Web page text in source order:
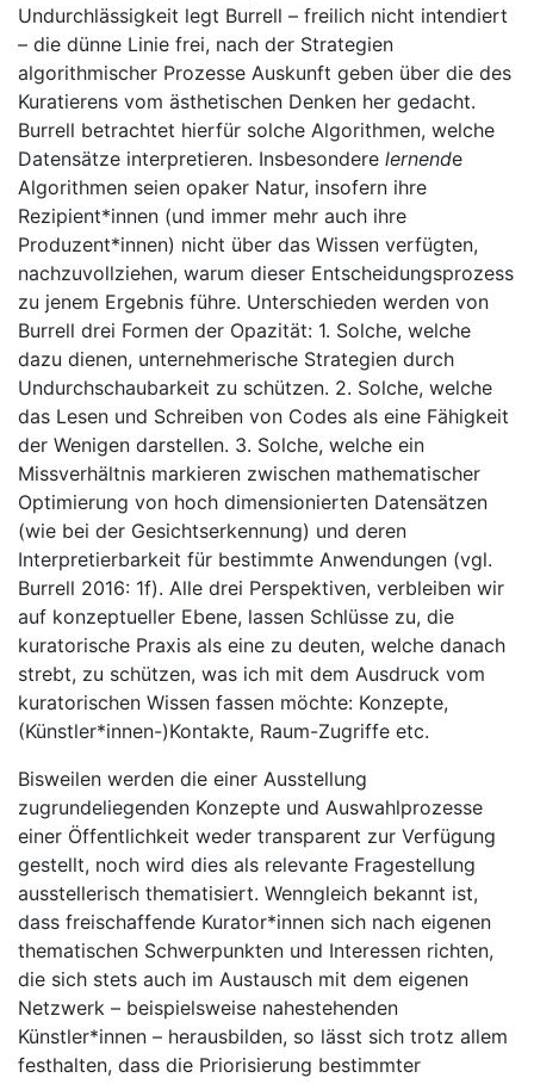
Undurchlässigkeit legt Burrell – freilich nicht intendiert
– die dünne Linie frei, nach der Strategien
algorithmischer Prozesse Auskunft geben über die des
Kuratierens vom ästhetischen Denken her gedacht.
Burrell betrachtet hierfür solche Algorithmen, welche
Datensätze interpretieren. Insbesondere lernende
Algorithmen seien opaker Natur, insofern ihre
Rezipient*innen (und immer mehr auch ihre
Produzent*innen) nicht über das Wissen verfügten,
nachzuvollziehen, warum dieser Entscheidungsprozess
zu jenem Ergebnis führe. Unterschieden werden von
Burrell drei Formen der Opazität: 1. Solche, welche
dazu dienen, unternehmerische Strategien durch
Undurchschaubarkeit zu schützen. 2. Solche, welche
das Lesen und Schreiben von Codes als eine Fähigkeit
der Wenigen darstellen. 3. Solche, welche ein
Missverhältnis markieren zwischen mathematischer
Optimierung von hoch dimensionierten Datensätzen
(wie bei der Gesichtserkennung) und deren
Interpretierbarkeit für bestimmte Anwendungen (vgl.
Burrell 2016: 1f). Alle drei Perspektiven, verbleiben wir
auf konzeptueller Ebene, lassen Schlüsse zu, die
kuratorische Praxis als eine zu deuten, welche danach
strebt, zu schützen, was ich mit dem Ausdruck vom
kuratorischen Wissen fassen möchte: Konzepte,
(Künstler*innen-)Kontakte, Raum-Zugriffe etc.
Bisweilen werden die einer Ausstellung
zugrundeliegenden Konzepte und Auswahlprozesse
einer Öffentlichkeit weder transparent zur Verfügung
gestellt, noch wird dies als relevante Fragestellung
ausstellerisch thematisiert. Wenngleich bekannt ist,
dass freischaffende Kurator*innen sich nach eigenen
thematischen Schwerpunkten und Interessen richten,
die sich stets auch im Austausch mit dem eigenen
Netzwerk – beispielsweise nahestehenden
Künstler*innen – herausbilden, so lässt sich trotz allem
festhalten, dass die Priorisierung bestimmter